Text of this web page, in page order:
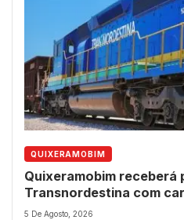
QUIXERAMOBIM
Quixeramobim receberá
Transnordestina com
programação de
5 De Agosto, 2026